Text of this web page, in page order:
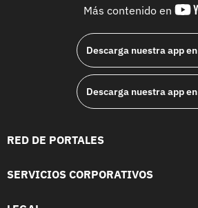
Más contenido en
Descarga nuestra app en
Descarga nuestra app en
RED DE PORTALES
SERVICIOS CORPORATIVOS